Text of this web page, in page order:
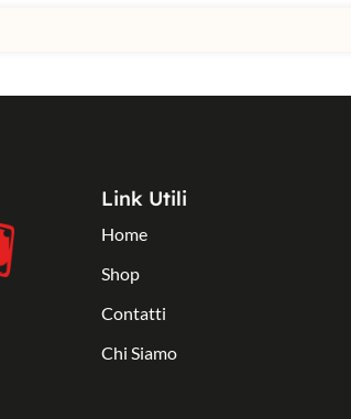
Link Utili
Home
Shop
Contatti
Chi Siamo